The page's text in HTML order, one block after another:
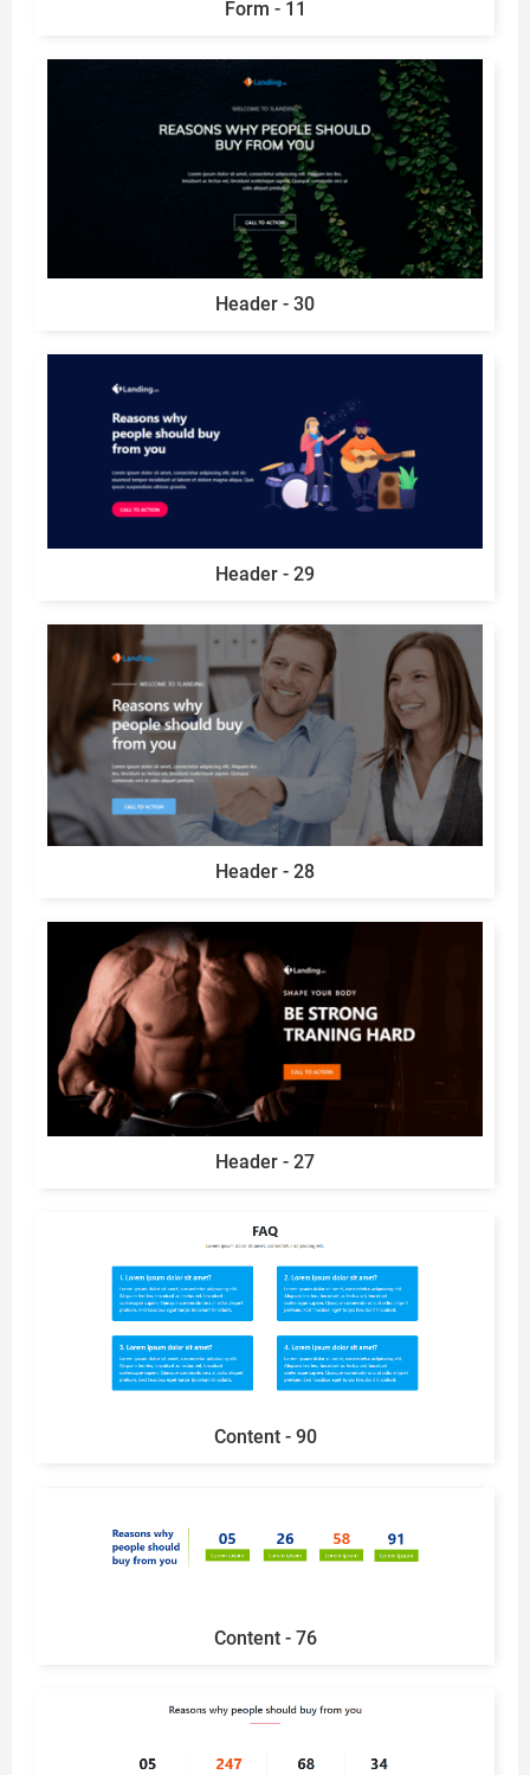
Form - 11
Header - 30
Header - 29
Header - 28
Header - 27
Content - 90
Content - 76